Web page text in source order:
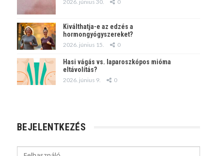
2026. június 30. 0
Kiválthatja-e az edzés a
hormongyógyszereket?
2026. június 15. 0
Hasi vágás vs. laparoszkópos mióma
eltávolítás?
2026. június 9. 0
BEJELENTKEZÉS